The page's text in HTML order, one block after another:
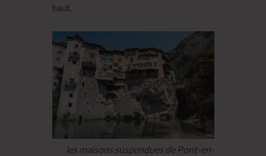
haut.
les maisons suspendues de Pont-en-